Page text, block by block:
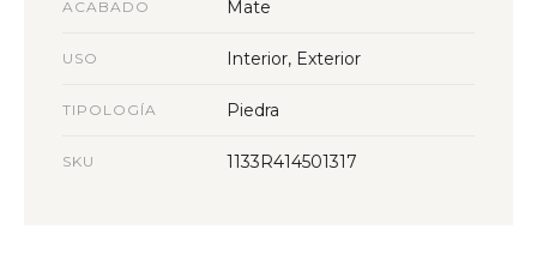
ACABADO Mate
USO Interior, Exterior
TIPOLOGÍA Piedra
SKU 1133R414501317